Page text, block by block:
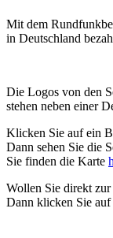
Mit dem
in Deutschland
Die Logos von den
stehen neben einer
Klicken Sie auf ein
Dann sehen Sie die
Sie finden die Karte
Wollen Sie direkt zur
Dann klicken Sie